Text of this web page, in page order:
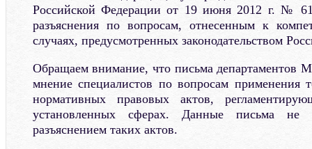
Российской Федерации от 19 июня 2012 г. №
разъяснения по вопросам, отнесенным к
случаях, предусмотренных законодательством
Обращаем внимание, что письма департаментов
мнение специалистов по вопросам
нормативных правовых актов,
установленных сферах. Данные письма не
разъяснением таких актов.